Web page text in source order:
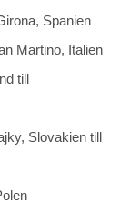
Spanien
Martino, Italien
till
Slovakien till